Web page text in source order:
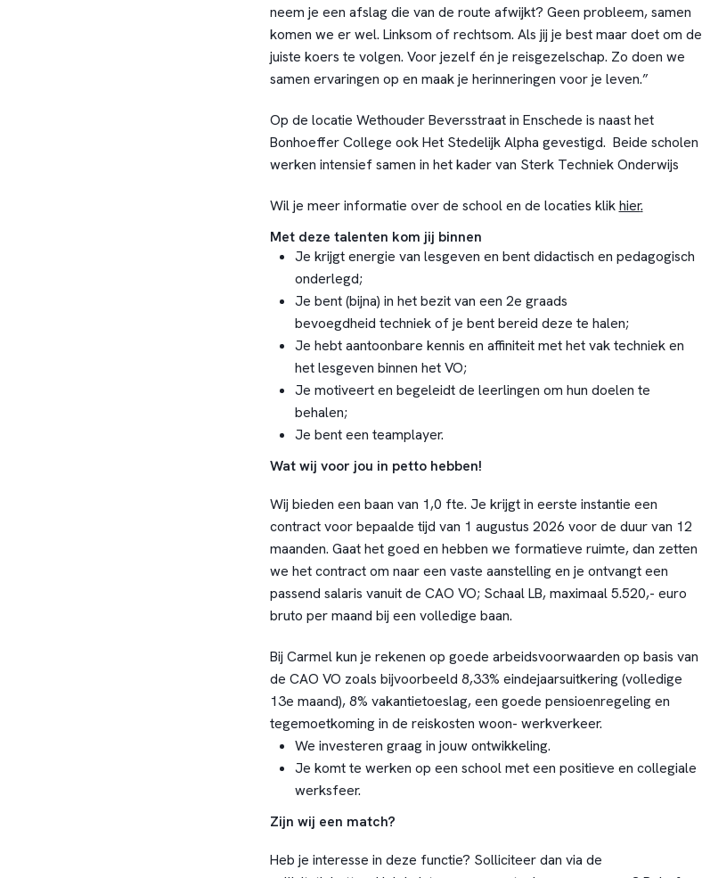
neem je een afslag die van de route afwijkt? Geen probleem, samen
komen we er wel. Linksom of rechtsom. Als jij je best maar doet om de
juiste koers te volgen. Voor jezelf én je reisgezelschap. Zo doen we
samen ervaringen op en maak je herinneringen voor je leven.”
Op de locatie Wethouder Beversstraat in Enschede is naast het
Bonhoeffer College ook Het Stedelijk Alpha gevestigd. Beide scholen
werken intensief samen in het kader van Sterk Techniek Onderwijs
Wil je meer informatie over de school en de locaties klikhier.
Met deze talenten kom jij binnen
Je krijgt energie van lesgeven en bent didactisch en pedagogisch
onderlegd;
Je bent (bijna) in het bezit van een 2e graads
bevoegdheid techniek of je bent bereid deze te halen;
Je hebt aantoonbare kennis en affiniteit met het vak techniek en
het lesgeven binnen het VO;
Je motiveert en begeleidt de leerlingen om hun doelen te
behalen;
Je bent een teamplayer.
Wat wij voor jou in petto hebben!
Wij bieden een baan van 1,0 fte. Je krijgt in eerste instantie een
contract voor bepaalde tijd van 1 augustus 2026 voor de duur van 12
maanden. Gaat het goed en hebben we formatieve ruimte, dan zetten
we het contract om naar een vaste aanstelling en je ontvangt een
passend salaris vanuit de CAO VO; Schaal LB, maximaal 5.520,- euro
bruto per maand bij een volledige baan.
Bij Carmel kun je rekenen op goede arbeidsvoorwaarden op basis van
de CAO VO zoals bijvoorbeeld 8,33% eindejaarsuitkering (volledige
13e maand), 8% vakantietoeslag, een goede pensioenregeling en
tegemoetkoming in de reiskosten woon- werkverkeer.
We investeren graag in jouw ontwikkeling.
Je komt te werken op een school met een positieve en collegiale
werksfeer.
Zijn wij een match?
Heb je interesse in deze functie? Solliciteer dan via de